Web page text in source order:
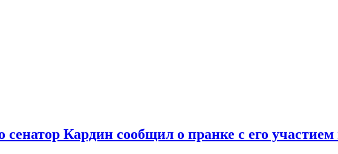
сенатор Кардин сообщил о пранке с его